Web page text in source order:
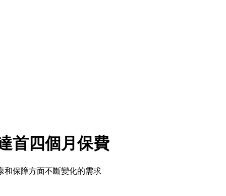
首四個月保費
和保障方面不斷變化的需求